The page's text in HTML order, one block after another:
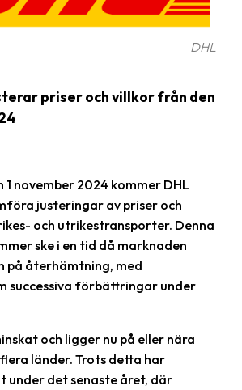
DHL
priser och villkor från den
1 november 2024 kommer DHL
justeringar av priser och
och utrikestransporter. Denna
ske i en tid då marknaden
på återhämtning, med
successiva förbättringar under
och ligger nu på eller nära
länder. Trots detta har
under det senaste året, där